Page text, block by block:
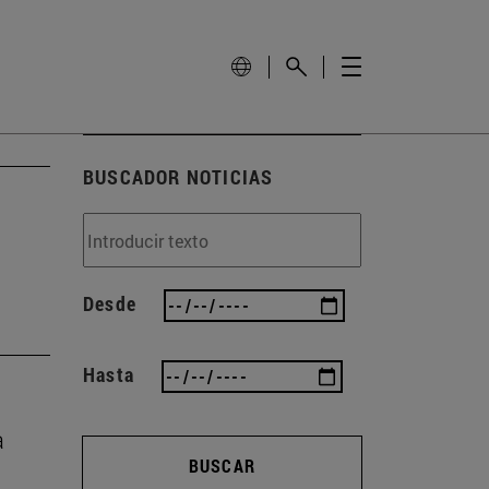
BUSCADOR NOTICIAS
Desde
Hasta
BUSCAR